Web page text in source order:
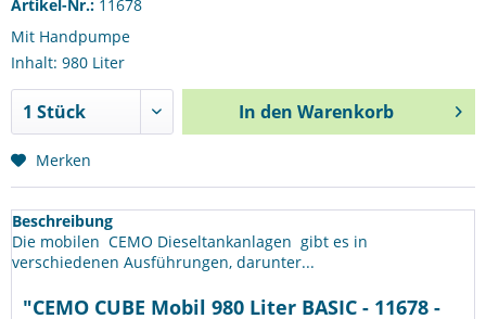
Artikel-Nr.: 11678
Mit Handpumpe
Inhalt: 980 Liter
In den Warenkorb
Merken
Beschreibung
Die mobilen CEMO Dieseltankanlagen gibt es in
verschiedenen Ausführungen, darunter...
"CEMO CUBE Mobil 980 Liter BASIC - 11678 -